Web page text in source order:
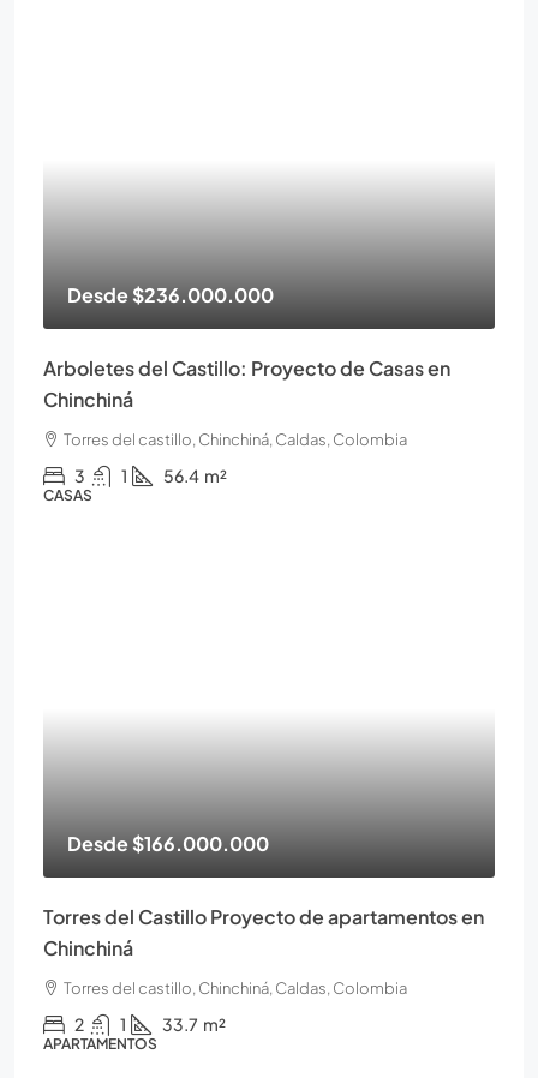
Desde$236.000.000
Arboletes del Castillo: Proyecto de Casas en
Chinchiná
Torres del castillo, Chinchiná, Caldas, Colombia
3 1 56.4 m²
CASAS
Desde$166.000.000
Torres del Castillo Proyecto de apartamentos en
Chinchiná
Torres del castillo, Chinchiná, Caldas, Colombia
2 1 33.7 m²
APARTAMENTOS